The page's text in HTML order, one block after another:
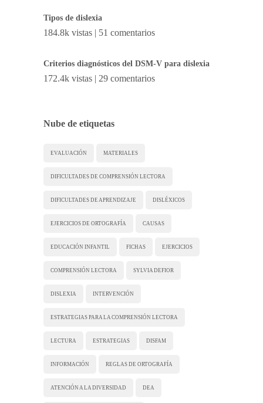
Tipos de dislexia
184.8k vistas | 51 comentarios
Criterios diagnósticos del DSM-V para dislexia
172.4k vistas | 29 comentarios
Nube de etiquetas
EVALUACIÓN MATERIALES
DIFICULTADES DE COMPRENSIÓN LECTORA
DIFICULTADES DE APRENDIZAJE DISLÉXICOS
EJERCICIOS DE ORTOGRAFÍA CAUSAS
EDUCACIÓN INFANTIL FICHAS EJERCICIOS
COMPRENSIÓN LECTORA SYLVIA DEFIOR
DISLEXIA INTERVENCIÓN
ESTRATEGIAS PARA LA COMPRENSIÓN LECTORA
LECTURA ESTRATEGIAS DISFAM
INFORMACIÓN REGLAS DE ORTOGRAFÍA
ATENCIÓN A LA DIVERSIDAD DEA